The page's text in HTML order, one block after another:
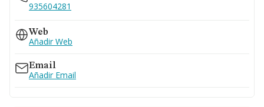
935604281
Web
Añadir Web
Email
Añadir Email